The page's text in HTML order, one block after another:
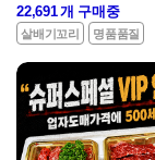
22,691개 구매중
살배기꼬리 명품품질